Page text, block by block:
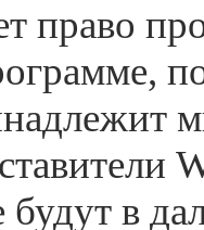
право
будут в